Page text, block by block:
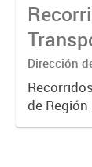
Dirección
Transporte,
de
Aires